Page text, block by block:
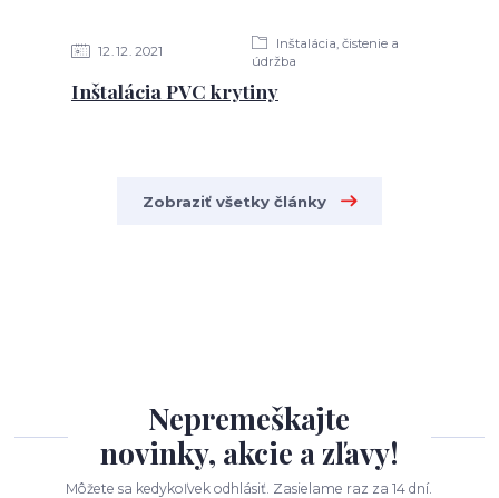
12 12 2021
Inštalácia, čistenie a
údržba
Inštalácia PVC krytiny
Zobraziť všetky články
Nepremeškajte
novinky, akcie a zľavy!
Môžete sa kedykoľvek odhlásiť. Zasielame raz za 14 dní.